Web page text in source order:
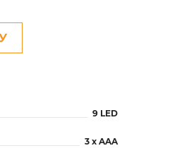
9 LED
3 x AAA